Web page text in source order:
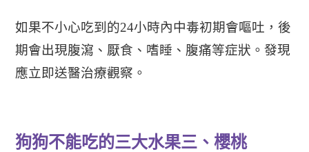
如果不小心吃到的24小時內中毒初期會嘔吐，後
期會出現腹瀉、厭食、嗜睡、腹痛等症狀。發現
應立即送醫治療觀察。
狗狗不能吃的三大水果三、櫻桃